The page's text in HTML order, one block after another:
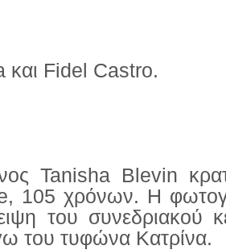
και Fidel Castro.
Tanisha Blevin
105 χρόνων. Η
του συνεδριακού
του τυφώνα Κατρίνα.